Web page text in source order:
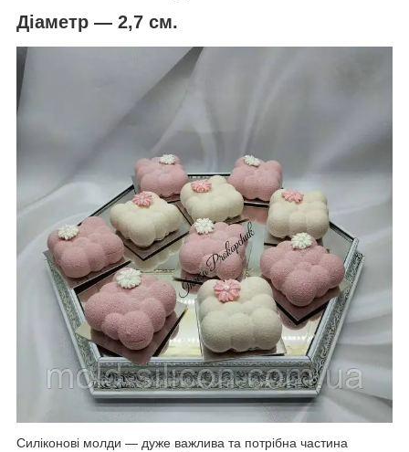
Діаметр — 2,7 см.
Силіконові молди — дуже важлива та потрібна частина